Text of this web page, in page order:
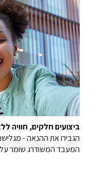
ביצועים חלקים, חוויה
הגבירו את ההנאה -
המעבד המשודרג שומר על